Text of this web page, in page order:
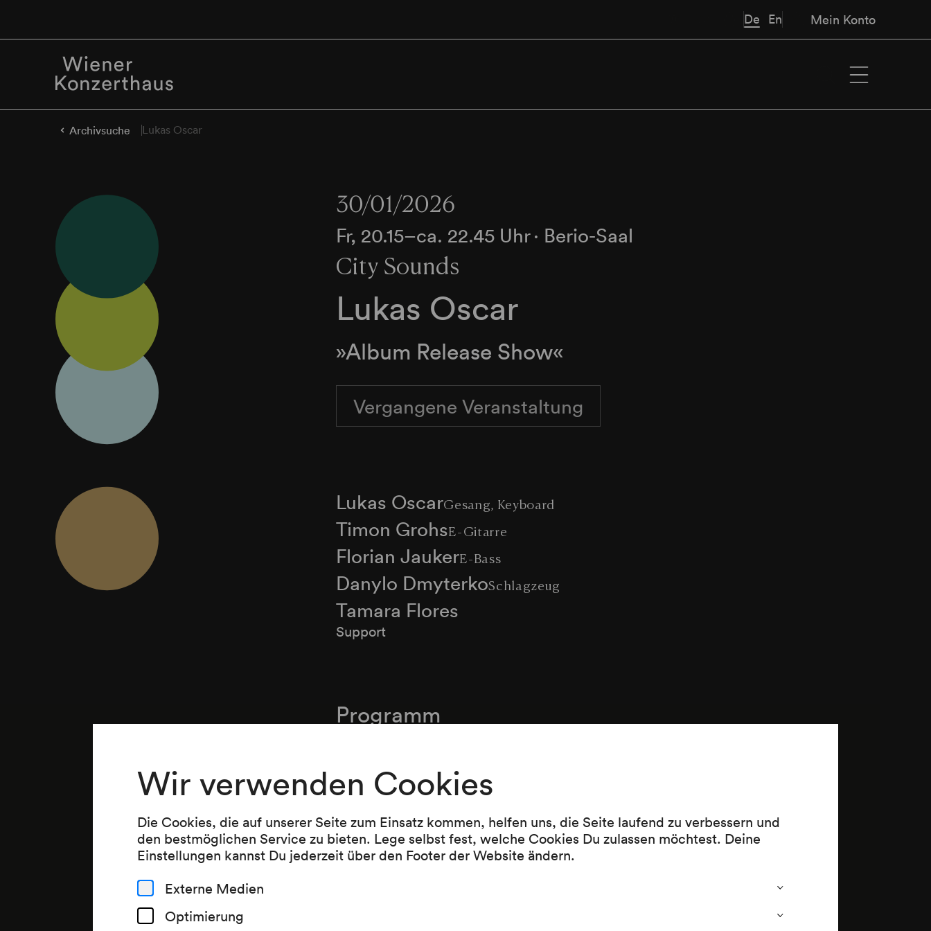
Wir verwenden Cookies
Die Cookies, die auf unserer Seite zum Einsatz kommen, helfen uns, die Seite laufend zu verbessern und
den bestmöglichen Service zu bieten. Lege selbst fest, welche Cookies Du zulassen möchtest. Deine
Einstellungen kannst Du jederzeit über den Footer der Website ändern.
Externe Medien
Optimierung
De En Mein Konto
Archivsuche Lukas Oscar
30/01/2026
Fr, 20.15–ca. 22.45 Uhr∙ Berio-Saal
City Sounds
Lukas Oscar
»Album Release Show«
Vergangene Veranstaltung
Lukas OscarGesang, Keyboard
Timon GrohsE-Gitarre
Florian JaukerE-Bass
Danylo DmyterkoSchlagzeug
Tamara Flores
Support
Programm
Big Ass Pride
Bloodhound
Microaggressions (2024)
Onions
Snakes & Ladders